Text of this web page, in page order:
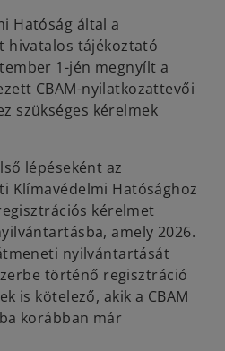
Hatóság által a
hivatalos tájékoztató
1-jén megnyílt a
CBAM-nyilatkozattevői
szükséges kérelmek
lépéseként az
Klímavédelmi Hatósághoz
kérelmet
amely 2026.
nyilvántartását
történő regisztráció
is kötelező, akik a CBAM
korábban már